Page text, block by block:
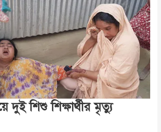
দুই শিশু শিক্ষার্থীর মৃত্যু